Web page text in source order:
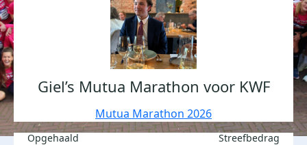
Giel’s Mutua Marathon voor KWF
Mutua Marathon 2026
Opgehaald Streefbedrag